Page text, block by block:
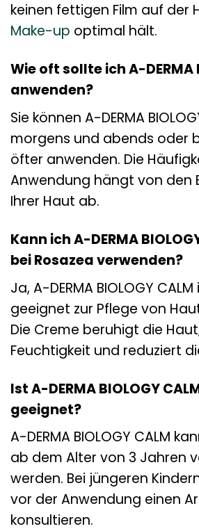
keinen fettigen Film auf der
Make-up optimal hält.
Wie oft sollte ich A-DERMA
anwenden?
Sie können A-DERMA
morgens und abends oder
öfter anwenden. Die
Anwendung hängt von den
Ihrer Haut ab.
Kann ich A-DERMA
bei Rosazea verwenden?
Ja, A-DERMA BIOLOGY
geeignet zur Pflege von
Die Creme beruhigt die
Feuchtigkeit und reduziert
Ist A-DERMA BIOLOGY
geeignet?
A-DERMA BIOLOGY CALM
ab dem Alter von 3 Jahren
werden. Bei jüngeren
vor der Anwendung einen
konsultieren.